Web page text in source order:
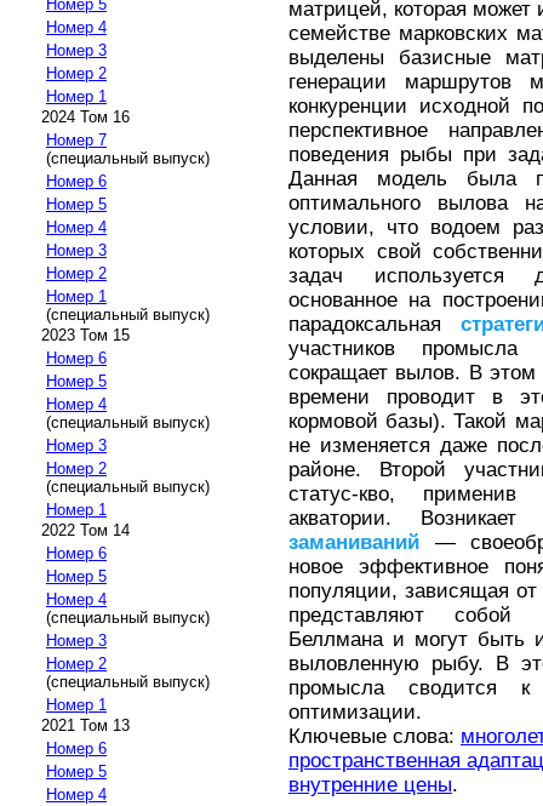
Номер 5
Номер 4
Номер 3
Номер 2
Номер 1
2024 Том 16
Номер 7
(специальный выпуск)
Номер 6
Номер 5
Номер 4
Номер 3
Номер 2
Номер 1
(специальный выпуск)
2023 Том 15
Номер 6
Номер 5
Номер 4
(специальный выпуск)
Номер 3
Номер 2
(специальный выпуск)
Номер 1
2022 Том 14
Номер 6
Номер 5
Номер 4
(специальный выпуск)
Номер 3
Номер 2
(специальный выпуск)
Номер 1
2021 Том 13
Номер 6
Номер 5
Номер 4
матрицей, которая
семействе марковских
выделены базисные
генерации маршрутов
конкуренции исходной
перспективное
поведения рыбы при
Данная модель была
оптимального вылова
условии, что водоем
которых свой
задач используется
основанное на
парадоксальная
участников
сокращает вылов. В
времени проводит в
кормовой базы). Такой
не изменяется даже
районе. Второй
статус-кво, применив
акватории. Возникает
заманиваний —
новое эффективное
популяции, зависящая
представляют собой
Беллмана и могут быть
выловленную рыбу. В
промысла сводится к
оптимизации.
Ключевые слова:
пространственная
внутренние цены.